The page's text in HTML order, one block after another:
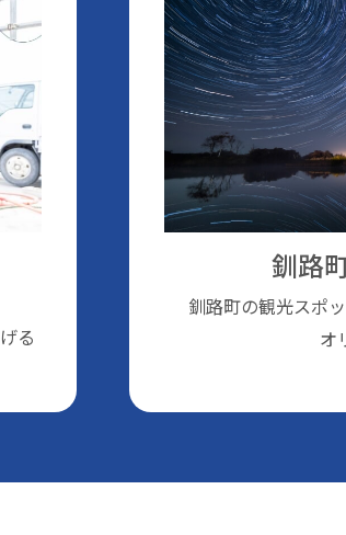
る
釧路
釧路町の観光スポ
オ